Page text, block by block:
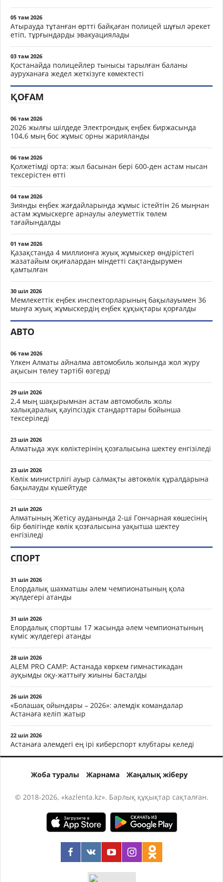
05 там 2026
Атырауда тұтанған өртті байқаған полицей шұғыл әрекет
етіп, тұрғындарды эвакуациялады
03 там 2026
Қостанайда полицейлер тынысы тарылған баланы
ауруханаға жедел жеткізуге көмектесті
ҚОҒАМ
06 там 2026
2026 жылғы шілдеде Электрондық еңбек биржасында
104,6 мың бос жұмыс орны жарияланды
06 там 2026
Қолжетімді орта: жыл басынан бері 600-ден астам нысан
тексерістен өтті
04 там 2026
Зиянды еңбек жағдайларында жұмыс істейтін 26 мыңнан
астам жұмыскерге арнаулы әлеуметтік төлем
тағайындалды
01 там 2026
Қазақстанда 4 миллионға жуық жұмыскер өндірістегі
жазатайым оқиғалардан міндетті сақтандырумен
қамтылған
30 шіл 2026
Мемлекеттік еңбек инспекторларының бақылауымен 36
мыңға жуық жұмыскердің еңбек құқықтары қорғалды
АВТО
06 там 2026
Үлкен Алматы айналма автомобиль жолында жол жүру
ақысын төлеу тәртібі өзгерді
29 шіл 2026
2,4 мың шақырымнан астам автомобиль жолы
халықаралық қауіпсіздік стандарттары бойынша
тексеріледі
23 шіл 2026
Алматыда жүк көліктерінің қозғалысына шектеу енгізіледі
23 шіл 2026
Көлік министрлігі ауыр салмақты автокөлік құралдарына
бақылауды күшейтуде
21 шіл 2026
Алматының Жетісу ауданында 2-ші Гончарная көшесінің
бір бөлігінде көлік қозғалысына уақытша шектеу
енгізіледі
СПОРТ
31 шіл 2026
Елордалық шахматшы әлем чемпионатының қола
жүлдегері атанды
31 шіл 2026
Елордалық спортшы 17 жасында әлем чемпионатының
күміс жүлдегері атанды
28 шіл 2026
ALEM PRO CAMP: Астанада көркем гимнастикадан
ауқымды оқу-жаттығу жиыны басталды
26 шіл 2026
«Болашақ ойындары – 2026»: әлемдік командалар
Астанаға келіп жатыр
22 шіл 2026
Астанаға әлемдегі ең ірі киберспорт клубтары келеді
Жоба туралы Жарнама Жаңалық жіберу
© 2018-2026, «kazlenta.kz». Барлық құқықтар сақталған.